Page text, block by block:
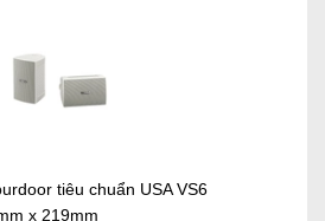
tiêu chuẩn USA VS6
x 219mm